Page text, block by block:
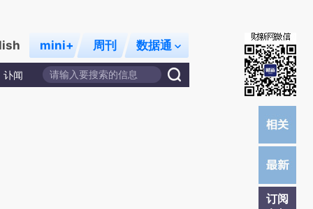
mini+ 周刊 数据通
讣闻
订阅